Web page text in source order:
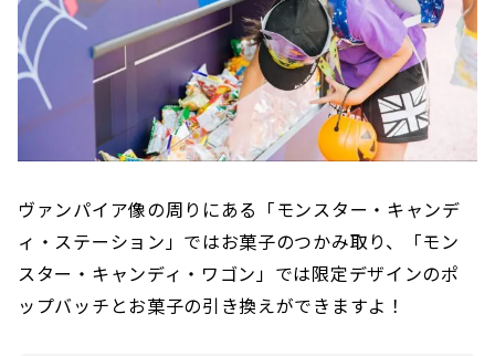
ヴァンパイア像の周りにある「モンスター・キャンデ
ィ・ステーション」ではお菓子のつかみ取り、「モン
スター・キャンディ・ワゴン」では限定デザインのポ
ップバッチとお菓子の引き換えができますよ！